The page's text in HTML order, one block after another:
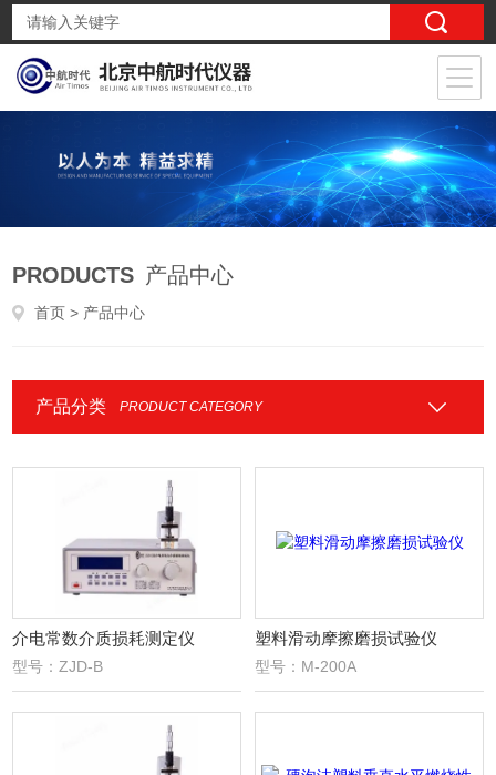
PRODUCTS 产品中心
首页 > 产品中心
产品分类 PRODUCT CATEGORY
介电常数介质损耗测定仪
型号：ZJD-B
塑料滑动摩擦磨损试验仪
型号：M-200A